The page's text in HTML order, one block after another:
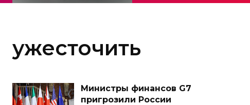
ужесточить
Министры финансов G7
пригрозили России